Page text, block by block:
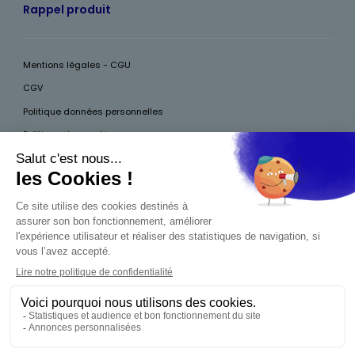
Rappel produit
Mentions légales - CGU
CGV
Politique données personnelles
Politique des cookies
Accessibilité
Pour votre santé, mangez au moins cinq fruits et légumes par jour, plus
d’infos surwww.mangerbouger.fr
aux mineurs de moins de 18 ans
La preuve de majorité de l'acheteur est exigée au
moment de la vente en ligne. CODE DE LA SANTÉ